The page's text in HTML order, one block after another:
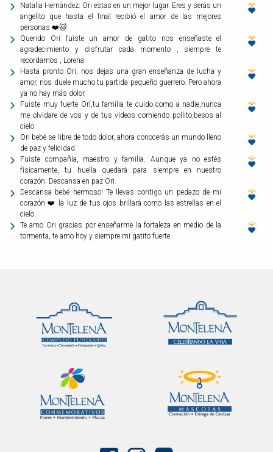
Natalia Hernández: Ori estas en un mejor lugar. Eres y serás un
angelito que hasta el final recibió el amor de las mejores
personas ❤️🐱
Querido Ori fuiste un amor de gatito nos enseñaste el
agradecimiento y disfrutar cada momento , siempre te
recordamos , Lorena
Hasta pronto Ori, nos dejas una gran enseñanza de lucha y
amor, nos duele mucho tu partida pequeño guerrero. Pero ahora
ya no hay más dolor.
Fuiste muy fuerte Orí,tu familia te cuido como a nadie,nunca
me olvidare de vos y de tus videos comiendo pollito,besos al
cielo
Ori bebé se libre de todo dolor, ahora conocerás un mundo lleno
de paz y felicidad.
Fuiste compañía, maestro y familia. Aunque ya no estés
físicamente, tu huella quedará para siempre en nuestro
corazón. Descansa en paz Ori.
Descansa bebé hermoso! Te llevas contigo un pedazo de mi
corazón ❤️ la luz de tus ojos brillará como las estrellas en el
cielo.
Te amo Ori gracias por enseñarme la fortaleza en medio de la
tormenta, te amo hoy y siempre mi gatito fuerte..